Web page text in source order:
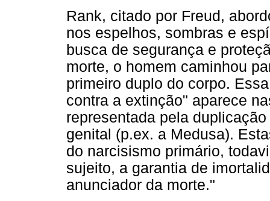
Rank, citado por Freud,
nos espelhos, sombras e
busca de segurança e
morte, o homem caminhou
primeiro duplo do corpo.
contra a extinção" aparece
representada pela
genital (p.ex. a Medusa).
do narcisismo primário,
sujeito, a garantia de
anunciador da morte."